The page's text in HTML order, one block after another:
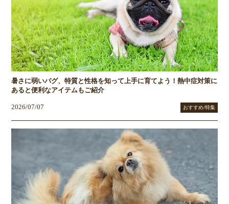
暑さに弱いパグ、特質と性格を知って上手に育てよう！熱中症対策に
あると便利なアイテムもご紹介
2026/07/07 おすすめ/特集